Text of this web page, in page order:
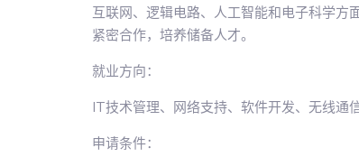
互联网、逻辑电路、人工智能和电子科学方
紧密合作，培养储备人才。
就业方向：
IT技术管理、网络支持、软件开发、无线通
申请条件：